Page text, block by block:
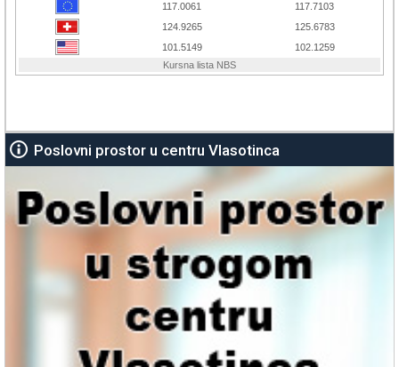
Poslovni prostor u centru Vlasotinca